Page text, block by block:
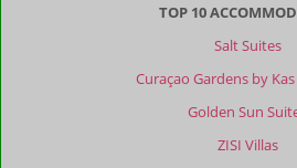
TOP 10
Salt Suites
Curaçao Gardens by
Golden Sun
ZISI Villas